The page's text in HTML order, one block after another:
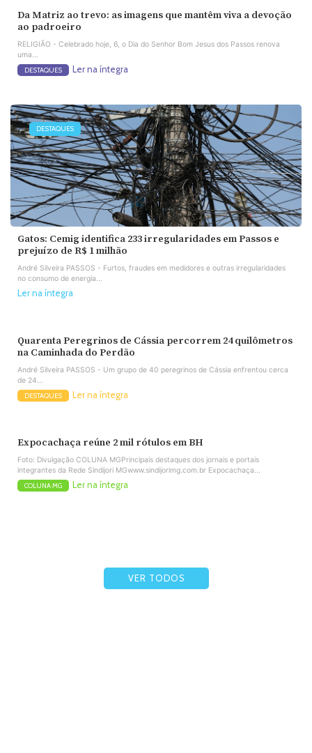
Da Matriz ao trevo: as imagens que mantêm viva a devoção
ao padroeiro
RELIGIÃO - Celebrado hoje, 6, o Dia do Senhor Bom Jesus dos Passos renova
uma...
DESTAQUES Ler na íntegra
DESTAQUES
Gatos: Cemig identifica 233 irregularidades em Passos e
prejuízo de R$ 1 milhão
André Silveira PASSOS - Furtos, fraudes em medidores e outras irregularidades
no consumo de energia...
Ler na íntegra
Quarenta Peregrinos de Cássia percorrem 24 quilômetros
na Caminhada do Perdão
André Silveira PASSOS - Um grupo de 40 peregrinos de Cássia enfrentou cerca
de 24...
DESTAQUES Ler na íntegra
Expocachaça reúne 2 mil rótulos em BH
Foto: Divulgação COLUNA MGPrincipais destaques dos jornais e portais
integrantes da Rede Sindijori MGwww.sindijorimg.com.br Expocachaça...
COLUNA MG Ler na íntegra
VER TODOS